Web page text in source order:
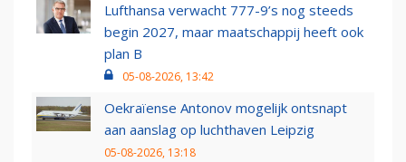
Lufthansa verwacht 777-9’s nog steeds
begin 2027, maar maatschappij heeft ook
plan B
05-08-2026, 13:42
Oekraïense Antonov mogelijk ontsnapt
aan aanslag op luchthaven Leipzig
05-08-2026, 13:18